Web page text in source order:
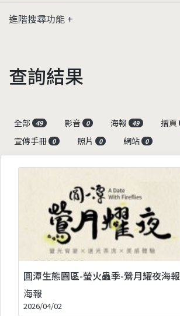
進階搜尋功能
查詢結果
全部
49 影音 0 海報 49 摺頁
宣傳手冊 0 照片 0 網站 0
圓潭生態園區-螢火蟲季-鶯月耀夜海報
海報
2026/04/02